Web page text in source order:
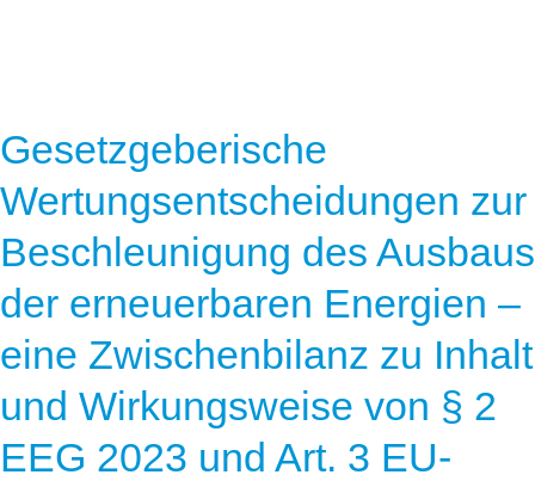
Gesetzgeberische
Wertungsentscheidungen zur
Beschleunigung des Ausbaus
der erneuerbaren Energien –
eine Zwischenbilanz zu Inhalt
und Wirkungsweise von § 2
EEG 2023 und Art. 3 EU-